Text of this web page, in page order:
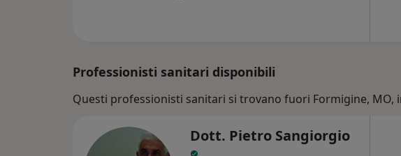
Professionisti sanitari disponibili
Questi professionisti sanitari si trovano fuori Formigine, MO,
Dott. Pietro Sangiorgio